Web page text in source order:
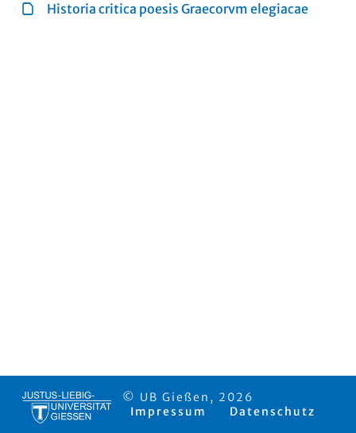
Historia critica poesis Graecorvm elegiacae
© UB Gießen, 2026
Impressum
Datenschutz